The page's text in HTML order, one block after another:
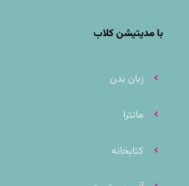
با مدیتیشن کلاب
زبان بدن
مانترا
کتابخانه